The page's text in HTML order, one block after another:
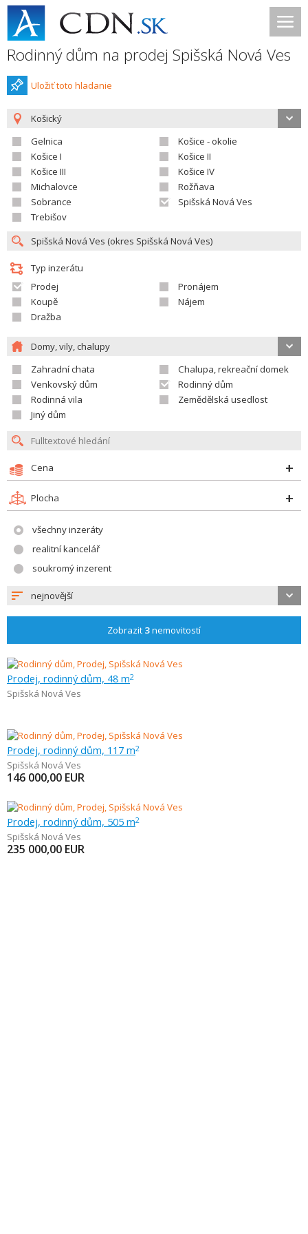
Rodinný dům na prodej Spišská Nová Ves
Uložiť toto hladanie
Košický
Gelnica
Košice - okolie
Košice I
Košice II
Košice III
Košice IV
Michalovce
Rožňava
Sobrance
Spišská Nová Ves
Trebišov
Typ inzerátu
Prodej
Pronájem
Koupě
Nájem
Dražba
Domy, vily, chalupy
Zahradní chata
Chalupa, rekreační domek
Venkovský dům
Rodinný dům
Rodinná vila
Zemědělská usedlost
Jiný dům
Cena
Plocha
všechny inzeráty
realitní kancelář
soukromý inzerent
nejnovější
Zobrazit 3nemovitostí
Prodej, rodinný dům, 48 m2
Spišská Nová Ves
Prodej, rodinný dům, 117 m2
Spišská Nová Ves
146 000,00 EUR
Prodej, rodinný dům, 505 m2
Spišská Nová Ves
235 000,00 EUR